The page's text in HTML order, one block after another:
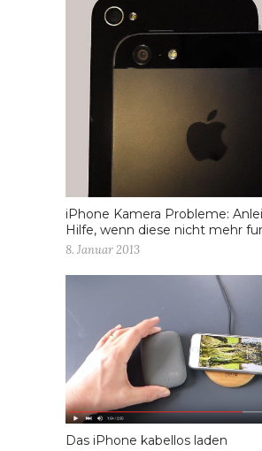
iPhone Kamera Probleme:
Hilfe, wenn diese nicht mehr
8. Januar 2013
Das iPhone kabellos laden